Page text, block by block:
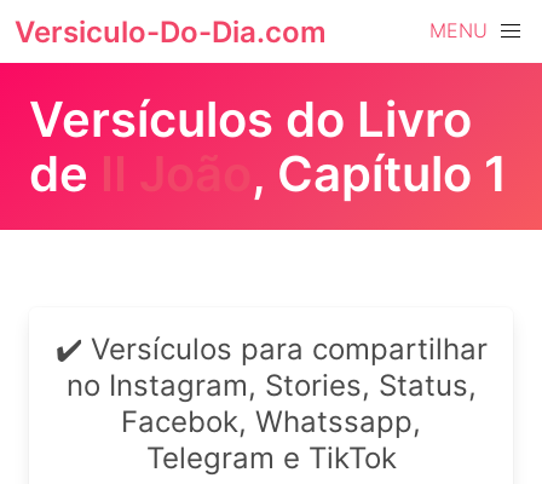
Versiculo-Do-Dia.com MENU
Versículos do Livro
de II João , Capítulo 1
✔️ Versículos para compartilhar
no Instagram, Stories, Status,
Facebok, Whatssapp,
Telegram e TikTok